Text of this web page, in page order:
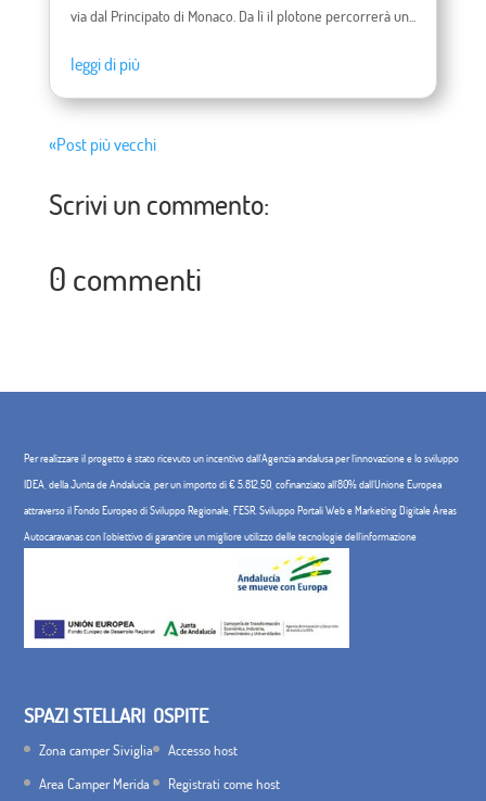
via dal Principato di Monaco. Da lì il plotone percorrerà un...
leggi di più
«Post più vecchi
Scrivi un commento:
0 commenti
Per realizzare il progetto è stato ricevuto un incentivo dall'Agenzia andalusa per l'innovazione e lo sviluppo
IDEA, della Junta de Andalucía, per un importo di € 5.812,50, cofinanziato all'80% dall'Unione Europea
attraverso il Fondo Europeo di Sviluppo Regionale, FESR. Sviluppo Portali Web e Marketing Digitale Áreas
Autocaravanas con l'obiettivo di garantire un migliore utilizzo delle tecnologie dell'informazione
SPAZI STELLARI
Zona camper Siviglia
Area Camper Merida
OSPITE
Accesso host
Registrati come host